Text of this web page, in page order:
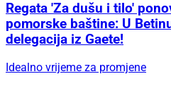
Regata 'Za dušu i tilo'
pomorske baštine: U
delegacija iz Gaete!
Idealno vrijeme za promjene